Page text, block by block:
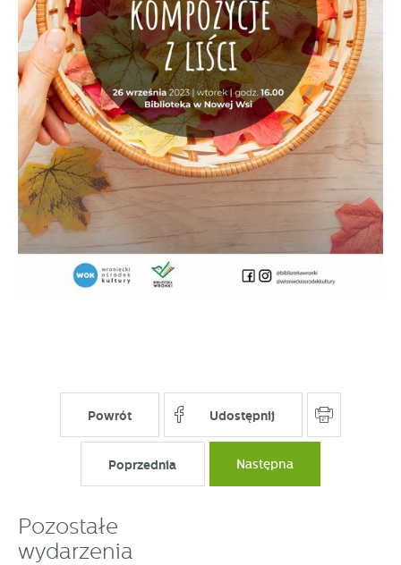
Powrót Udostępnij
Poprzednia Następna
Pozostałe
wydarzenia
partnerami oraz innych dostawców usług. Firmy te działają
w charakterze pośredników prezentujących nasze treści w
postaci wiadomości, ofert, komunikatów mediów
społecznościowych.